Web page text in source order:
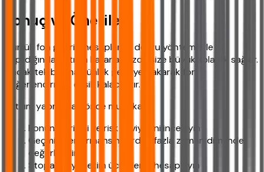
Sonuç ve Öneriler
Günlük fon getirisi hesaplama, doğru yöntemlerle
yapıldığında yatırım kararlarınızda size büyük kolaylık sağlar.
Ancak tek başına günlük getiriye bakarak fon
değerlendirmek eksik kalacaktır.
Yatırım yapmadan önce mutlaka:
Fonun içeriğini ve risk seviyesini inceleyin
Geçmiş performansını birden fazla zaman diliminde
değerlendirin
Stopaj ve yönetim ücretlerini hesaplayın